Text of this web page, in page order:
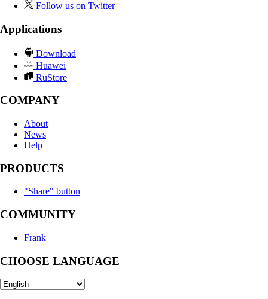
Follow us on Twitter
Applications
Download
Huawei
RuStore
COMPANY
About
News
Help
PRODUCTS
"Share" button
COMMUNITY
Frank
CHOOSE LANGUAGE